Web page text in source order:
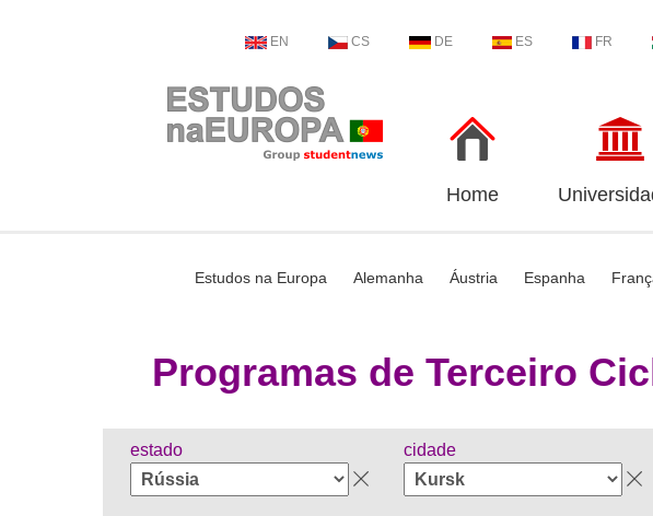
EN CS DE ES FR
Home
Estudos na Europa Alemanha Áustria Espanha
Programas de Terceiro
estado cidade